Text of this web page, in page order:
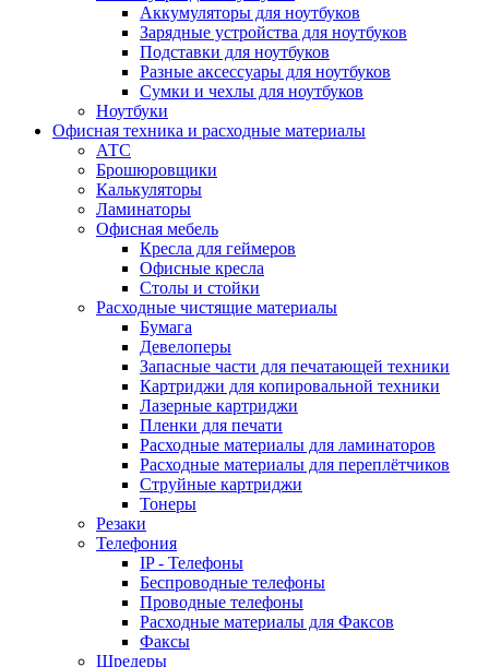
Аккумуляторы для ноутбуков
Зарядные устройства для ноутбуков
Подставки для ноутбуков
Разные аксессуары для ноутбуков
Сумки и чехлы для ноутбуков
Ноутбуки
Офисная техника и расходные материалы
АТС
Брошюровщики
Калькуляторы
Ламинаторы
Офисная мебель
Кресла для геймеров
Офисные кресла
Столы и стойки
Расходные чистящие материалы
Бумага
Девелоперы
Запасные части для печатающей техники
Картриджи для копировальной техники
Лазерные картриджи
Пленки для печати
Расходные материалы для ламинаторов
Расходные материалы для переплётчиков
Струйные картриджи
Тонеры
Резаки
Телефония
IP - Телефоны
Беспроводные телефоны
Проводные телефоны
Расходные материалы для Факсов
Факсы
Шредеры